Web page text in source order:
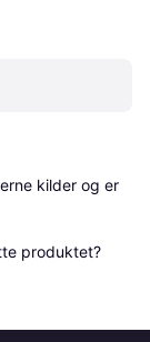
kilder og er
produktet?